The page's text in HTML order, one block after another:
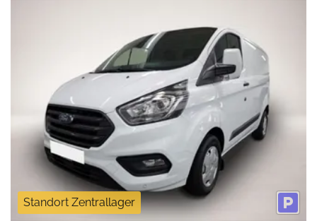
Standort Zentrallager